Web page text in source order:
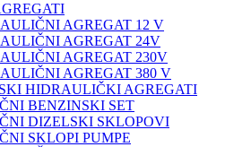
AGREGAT 12 V
AGREGAT 24V
AGREGAT 230V
AGREGAT 380 V
HIDRAULIČKI AGREGATI
BENZINSKI SET
DIZELSKI SKLOPOVI
SKLOPI PUMPE